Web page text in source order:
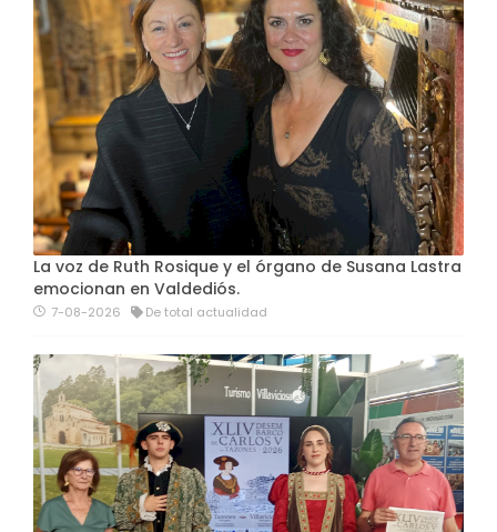
La voz de Ruth Rosique y el órgano de Susana Lastra
emocionan en Valdediós.
7-08-2026 De total actualidad